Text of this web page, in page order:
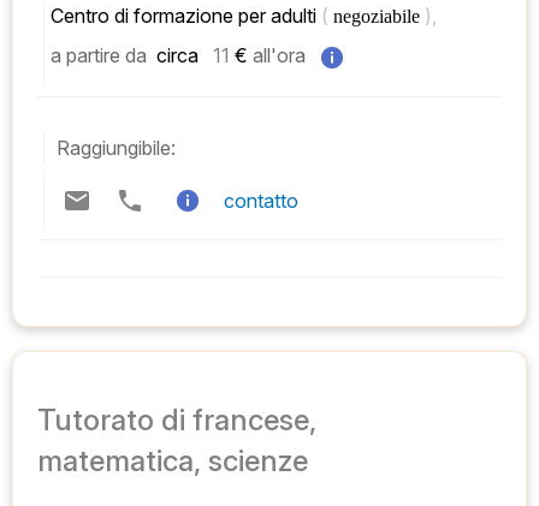
Centro di formazione per adulti ( negoziabile ),
a partire da circa 11 € all'ora
Raggiungibile:
contatto
Tutorato di francese,
matematica, scienze